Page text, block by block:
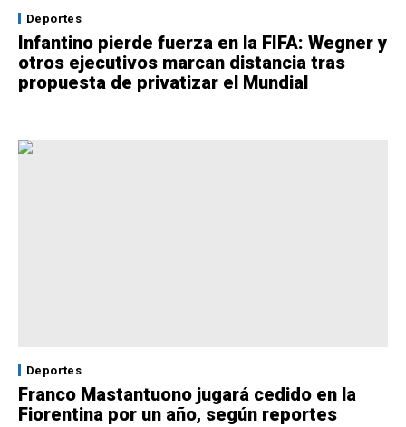
Deportes
Infantino pierde fuerza en la FIFA: Wegner y
otros ejecutivos marcan distancia tras
propuesta de privatizar el Mundial
Deportes
Franco Mastantuono jugará cedido en la
Fiorentina por un año, según reportes